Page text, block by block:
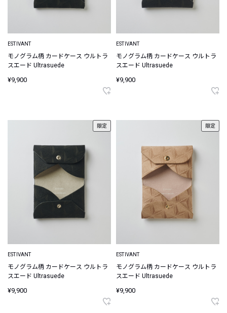
ESTIVANT
モノグラム柄 カードケース ウルトラ
スエード Ultrasuede
¥9,900
ESTIVANT
モノグラム柄 カードケース ウルトラ
スエード Ultrasuede
¥9,900
限定
ESTIVANT
モノグラム柄 カードケース ウルトラ
スエード Ultrasuede
¥9,900
限定
ESTIVANT
モノグラム柄 カードケース ウルトラ
スエード Ultrasuede
¥9,900